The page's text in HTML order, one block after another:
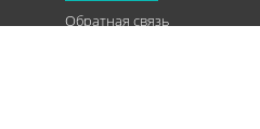
Обратная связь